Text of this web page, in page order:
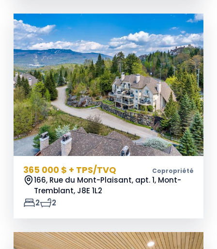
365 000 $ + TPS/TVQ Copropriété
166, Rue du Mont-Plaisant, apt. 1, Mont-
Tremblant, J8E 1L2
2
2